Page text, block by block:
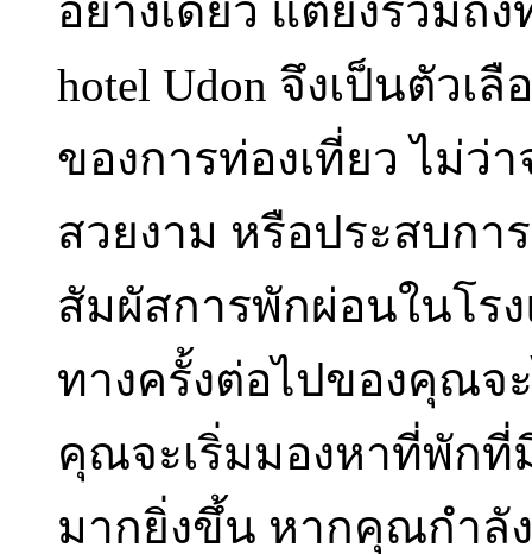
อย่างเดียว แต่ยังรวมถึ
hotel Udon จึงเป็นตัวเ
ของการท่องเที่ยว ไม่ว่
สวยงาม หรือประสบก
สัมผัสการพักผ่อนในโร
ทางครั้งต่อไปของคุณจ
คุณจะเริ่มมองหาที่พัก
มากยิ่งขึ้น หากคุณกำลั